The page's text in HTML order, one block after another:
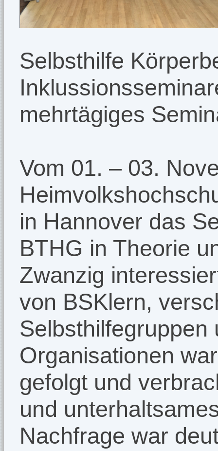
Selbsthilfe
mehrtägiges
Vom 01. – 03.
in Hannover das
BTHG in Theorie
Zwanzig
von BSKlern,
Selbsthilfegruppen
Organisationen
gefolgt und
und
Nachfrage war